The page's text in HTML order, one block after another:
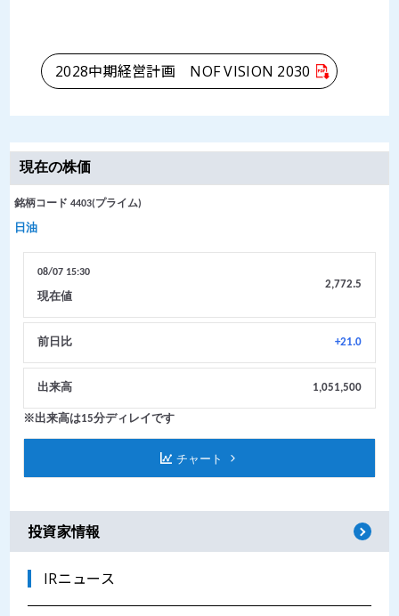
2028中期経営計画 NOF VISION 2030
投資家情報
IRニュース